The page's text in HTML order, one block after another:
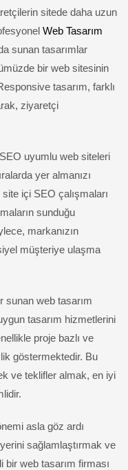
sitede daha uzun
Web Tasarım
sunan tasarımlar
bir web sitesinin
tasarım, farklı
ziyaretçi
uyumlu web siteleri
yer almanızı
içi SEO çalışmaları
sunduğu
markanızın
müşteriye ulaşma
sunan web tasarım
tasarım hizmetlerini
proje bazlı ve
göstermektedir. Bu
ve teklifler almak, en iyi
asla göz ardı
sağlamlaştırmak ve
web tasarım firması